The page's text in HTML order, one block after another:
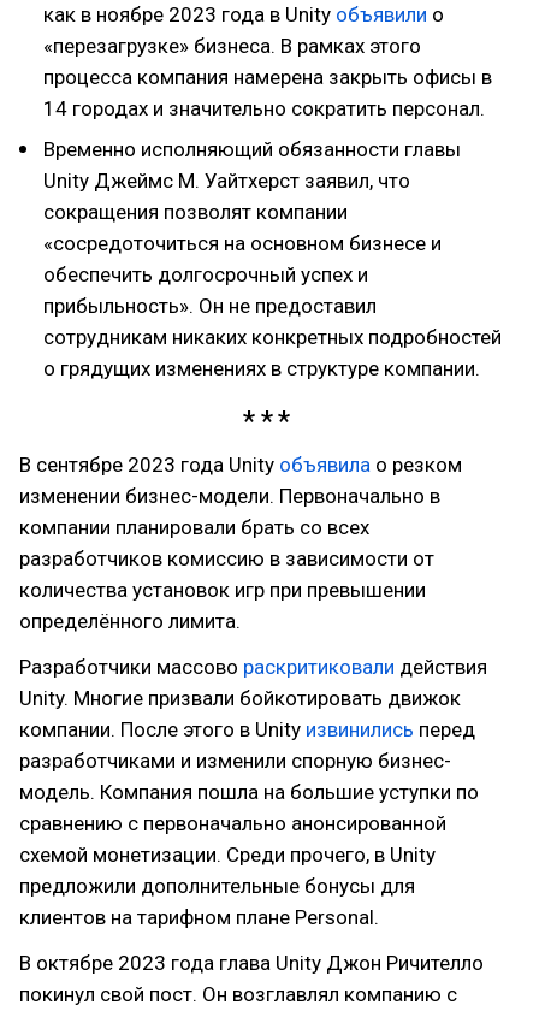
как в ноябре 2023 года в Unity объявили о
«перезагрузке» бизнеса. В рамках этого
процесса компания намерена закрыть офисы в
14 городах и значительно сократить персонал.
Временно исполняющий обязанности главы
Unity Джеймс М. Уайтхерст заявил, что
сокращения позволят компании
«сосредоточиться на основном бизнесе и
обеспечить долгосрочный успех и
прибыльность». Он не предоставил
сотрудникам никаких конкретных подробностей
о грядущих изменениях в структуре компании.
В сентябре 2023 года Unity объявила о резком
изменении бизнес-модели. Первоначально в
компании планировали брать со всех
разработчиков комиссию в зависимости от
количества установок игр при превышении
определённого лимита.
Разработчики массово раскритиковали действия
Unity. Многие призвали бойкотировать движок
компании. После этого в Unity извинились перед
разработчиками и изменили спорную бизнес-
модель. Компания пошла на большие уступки по
сравнению с первоначально анонсированной
схемой монетизации. Среди прочего, в Unity
предложили дополнительные бонусы для
клиентов на тарифном плане Personal.
В октябре 2023 года глава Unity Джон Ричителло
покинул свой пост. Он возглавлял компанию с